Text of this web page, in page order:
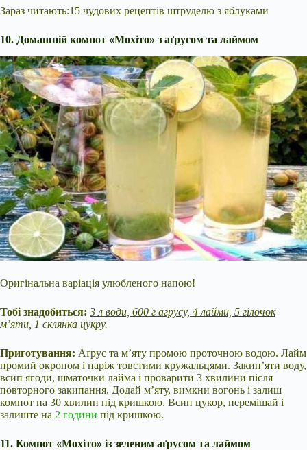
Зараз читають:15 чудових рецептів штруделю з яблуками
10. Домашній компот «Мохіто» з аґрусом та лаймом
Оригінальна варіація улюбленого напою!
Тобі знадобиться: 3 л води, 600 г агрусу, 4 лайми, 5 гілочок
м’яти, 1 склянка цукру.
Приготування: Аґрус та м’яту промою проточною водою. Лайм
промий окропом і наріж товстими кружальцями. Закип’яти воду,
всип ягоди, шматочки лайма і проварити 3 хвилини після
повторного закипання. Додай м’яту, вимкни вогонь і залиш
компот на 30 хвилин під кришкою. Всип цукор, перемішай і
залиште на 2 години під кришкою.
11. Компот «Мохіто» із зеленим аґрусом та лаймом